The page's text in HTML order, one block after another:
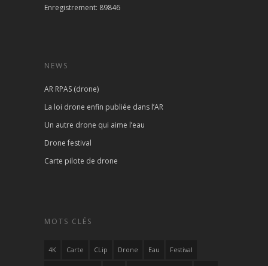
Enregistrement: 89846
NEWS
AR RPAS (drone)
La loi drone enfin publiée dans l’AR
Un autre drone qui aime l’eau
Drone festival
Carte pilote de drone
MOTS CLÉS
4K Carte CLip Drone Eau Festival